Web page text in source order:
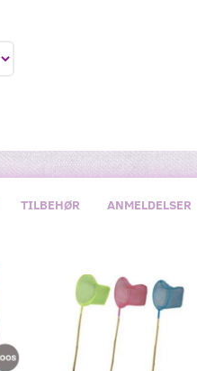
TILBEHØR ANMELDELSER